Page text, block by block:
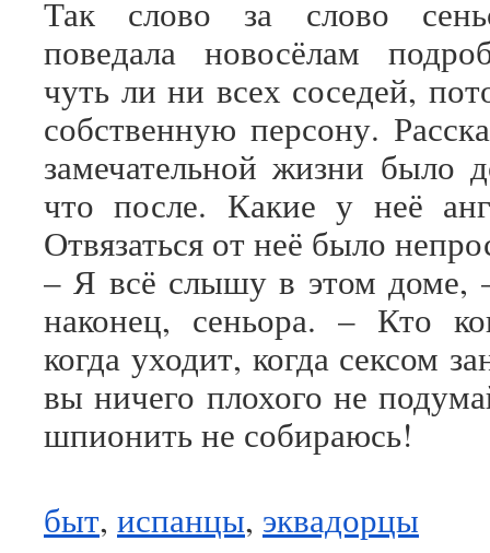
Так слово за слово
поведала новосёлам
чуть ли ни всех соседей,
собственную персону.
замечательной жизни было
что после. Какие у неё
Отвязаться от неё было
– Я всё слышу в этом доме,
наконец, сеньора. – Кто
когда уходит, когда сексом
вы ничего плохого не
шпионить не собираюсь!
быт, испанцы, эквадорцы